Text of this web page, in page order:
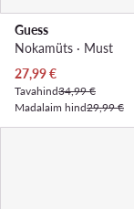
Guess
Nokamüts · Must
Praegune hind
27,99€
Tavahind34,99 €
Madalaim hind29,99 €